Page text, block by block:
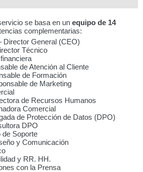
se basa en un equipo de 14
complementarias:
Director General (CEO)
Técnico
de Atención al Cliente
de Formación
de Marketing
de Recursos Humanos
Comercial
de Protección de Datos (DPO)
DPO
de Soporte
y Comunicación
y RR. HH.
con la Prensa